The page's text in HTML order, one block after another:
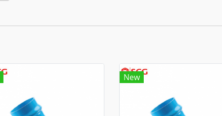
New